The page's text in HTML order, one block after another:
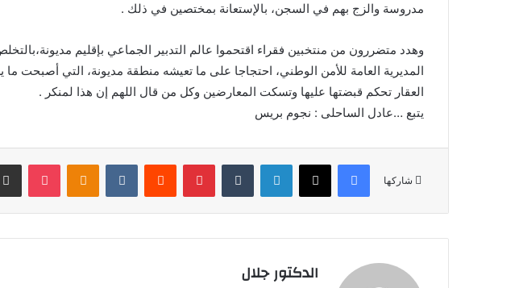
مدروسة والزج بهم في السجن، بالإستعانة بمختصين في ذلك .
وهدد متضررون من منتخبين فقراء اقتحموا عالم التدبير الجماعي بإقليم
المديرية العامة للأمن الوطني، احتجاجا على ما تعيشه منطقة مديونة، التي أصبحت ما
العقار تحكم قبضتها عليها وتسكت المعارضين وكل من قال اللهم إن هذا لمنكر .
يتبع …عادل الساحلى : نجوم بريس
شاركها
فيسبوك X لينكدإن بينتيريست بوكيت
الدكتور جلال